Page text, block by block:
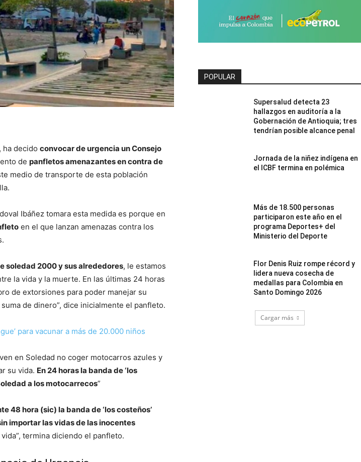
, ha decido convocar de urgencia un Consejo
de panfletos amenazantes en contra de
medio de transporte de esta población
Ibáñez tomara esta medida es porque en
en el que lanzan amenazas contra los
soledad 2000 y sus alrededores, le estamos
la vida y la muerte. En las últimas 24 horas
de extorsiones para poder manejar su
de dinero”, dice inicialmente el panfleto.
para vacunar a más de 20.000 niños
en Soledad no coger motocarros azules y
su vida. En 24 horas la banda de ‘los
a los motocarrecos”
48 hora (sic) la banda de ‘los costeños’
importar las vidas de las inocentes
termina diciendo el panfleto.
POPULAR
Supersalud detecta 23
hallazgos en auditoría a la
Gobernación de Antioquia; tres
tendrían posible alcance penal
Jornada de la niñez indígena en
el ICBF termina en polémica
Más de 18.500 personas
participaron este año en el
programa Deportes+ del
Ministerio del Deporte
Flor Denis Ruiz rompe récord y
lidera nueva cosecha de
medallas para Colombia en
Santo Domingo 2026
Cargar más